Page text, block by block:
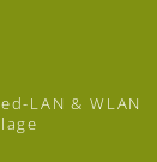
LAN & WLAN